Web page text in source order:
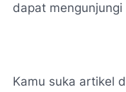
dapat
Kamu suka artikel